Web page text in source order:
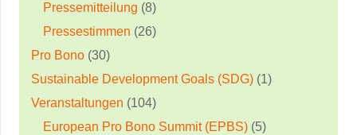
Pressemitteilung (8)
Pressestimmen (26)
Pro Bono (30)
Sustainable Development Goals (SDG) (1)
Veranstaltungen (104)
European Pro Bono Summit (EPBS) (5)